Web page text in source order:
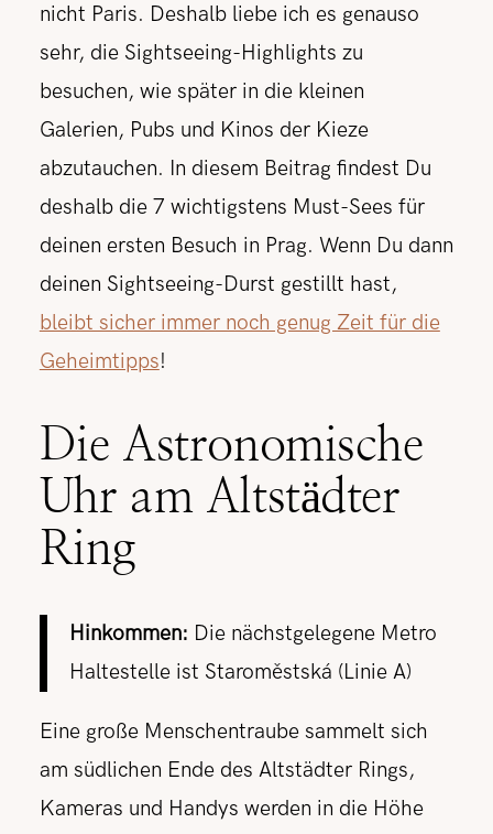
nicht Paris. Deshalb liebe ich es genauso
sehr, die Sightseeing-Highlights zu
besuchen, wie später in die kleinen
Galerien, Pubs und Kinos der Kieze
abzutauchen. In diesem Beitrag findest Du
deshalb die 7 wichtigstens Must-Sees für
deinen ersten Besuch in Prag. Wenn Du dann
deinen Sightseeing-Durst gestillt hast,
bleibt sicher immer noch genug Zeit für die
Geheimtipps!
Die Astronomische
Uhr am Altstädter
Ring
Hinkommen: Die nächstgelegene Metro
Haltestelle ist Staroměstská (Linie A)
Eine große Menschentraube sammelt sich
am südlichen Ende des Altstädter Rings,
Kameras und Handys werden in die Höhe